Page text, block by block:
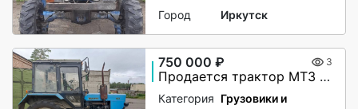
Город
Иркутск
750 000 ₽ 3
Продается трактор МТЗ (Беларус) 82.1
Категория Грузовики и